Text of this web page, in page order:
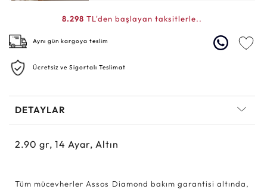
8.298 TL'den başlayan taksitlerle..
Aynı gün kargoya teslim
Ücretsiz ve Sigortalı Teslimat
DETAYLAR
2.90 gr, 14 Ayar, Altın
Tüm mücevherler Assos Diamond bakım garantisi altında,